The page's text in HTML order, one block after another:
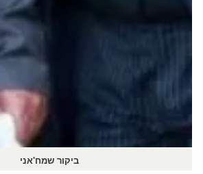
ביקור שמח'אני